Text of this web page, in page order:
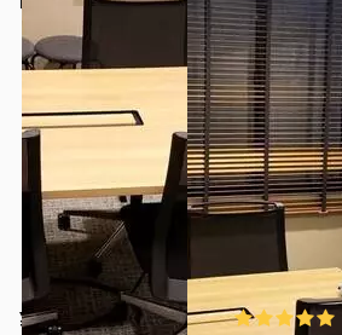
¥3436 〜 ¥3775 /時間